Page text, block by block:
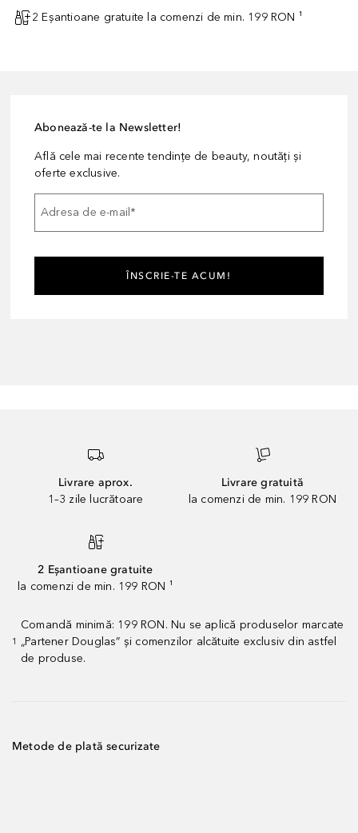
2 Eșantioane gratuite la comenzi de min. 199 RON ¹
Abonează-te la Newsletter!
Află cele mai recente tendințe de beauty, noutăți și
oferte exclusive.
Adresa de e-mail*
ÎNSCRIE-TE ACUM!
Livrare aprox.
1–3 zile lucrătoare
Livrare gratuită
la comenzi de min. 199 RON
2 Eșantioane gratuite
la comenzi de min. 199 RON ¹
1
Comandă minimă: 199 RON. Nu se aplică produselor marcate
„Partener Douglas” și comenzilor alcătuite exclusiv din astfel
de produse.
Metode de plată securizate